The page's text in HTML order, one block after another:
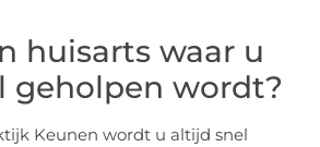
huisarts waar u
geholpen wordt?
Keunen wordt u altijd snel